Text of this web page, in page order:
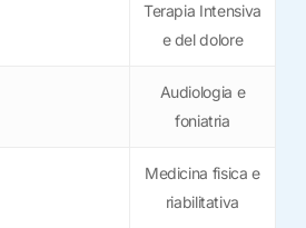
Terapia Intensiva
e del dolore
Audiologia e
foniatria
Medicina fisica e
riabilitativa